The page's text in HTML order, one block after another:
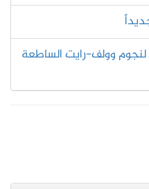
وولف-رايت الساطعة